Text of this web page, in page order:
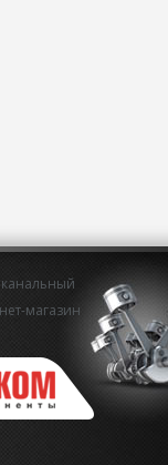
магазин